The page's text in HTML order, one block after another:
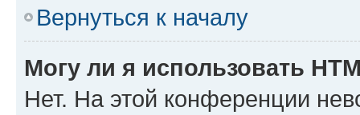
Вернуться к началу
Могу ли я использовать
Нет. На этой конференции